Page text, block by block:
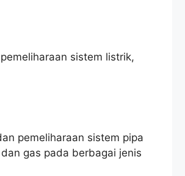
sistem listrik,
pemeliharaan sistem pipa
gas pada berbagai jenis